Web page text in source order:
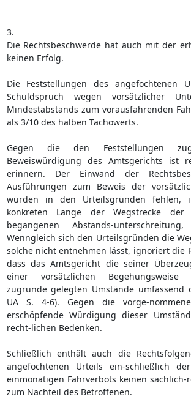
3.
Die Rechtsbeschwerde hat auch mit der
keinen Erfolg.
Die Feststellungen des angefochtenen
Schuldspruch wegen vorsätzlicher
Mindestabstands zum vorausfahrenden
als 3/10 des halben Tachowerts.
Gegen die den Feststellungen
Beweiswürdigung des Amtsgerichts ist
erinnern. Der Einwand der
Ausführungen zum Beweis der
würden in den Urteilsgründen fehlen,
konkreten Länge der Wegstrecke der
begangenen Abstands-
Wenngleich sich den Urteilsgründen die
solche nicht entnehmen lässt, ignoriert die
dass das Amtsgericht die seiner
einer vorsätzlichen Begehungsweise
zugrunde gelegten Umstände umfassend
UA S. 4-6). Gegen die vorge-
erschöpfende Würdigung dieser
recht-lichen Bedenken.
Schließlich enthält auch die
angefochtenen Urteils ein-schließlich
einmonatigen Fahrverbots keinen
zum Nachteil des Betroffenen.